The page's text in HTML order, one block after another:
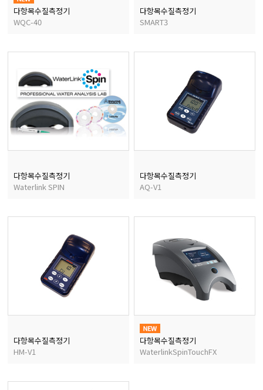
다항목수질측정기
WQC-40
다항목수질측정기
SMART3
다항목수질측정기
Waterlink SPIN
다항목수질측정기
AQ-V1
다항목수질측정기
HM-V1
다항목수질측정기
WaterlinkSpinTouchFX